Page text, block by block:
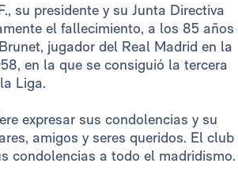
su presidente y su Junta Directiva
el fallecimiento, a los 85 años
jugador del Real Madrid en la
en la que se consiguió la tercera
Liga.
expresar sus condolencias y su
amigos y seres queridos. El club
condolencias a todo el madridismo.